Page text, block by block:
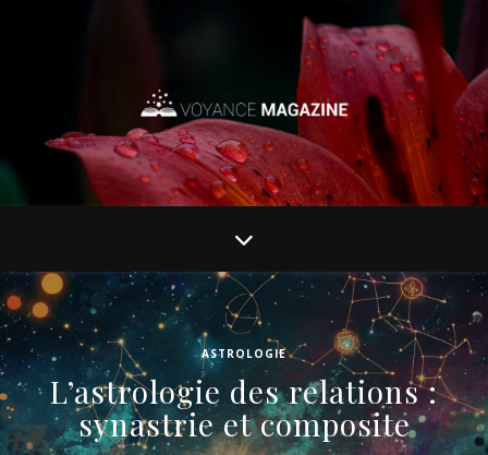
ASTROLOGIE
L’astrologie des relations :
synastrie et composite